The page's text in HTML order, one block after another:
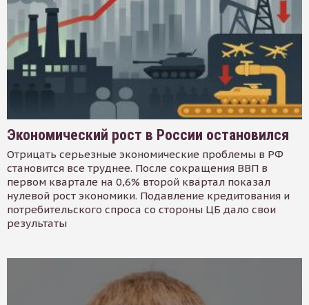
Экономический рост в России остановился
Отрицать серьезные экономические проблемы в РФ
становится все труднее. После сокращения ВВП в
первом квартале на 0,6% второй квартал показал
нулевой рост экономики. Подавление кредитования и
потребительского спроса со стороны ЦБ дало свои
результаты